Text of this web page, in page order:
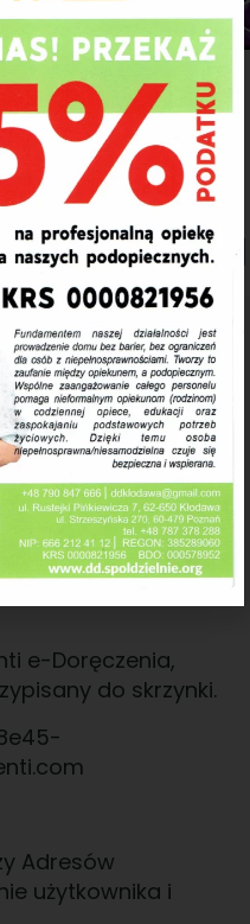
Stowarzyszenia
e-Doręczenia,
do skrzynki.
Adresów
użytkownika i